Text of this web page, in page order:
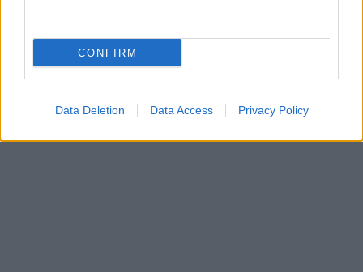
CONFIRM
Data Deletion Data Access Privacy Policy